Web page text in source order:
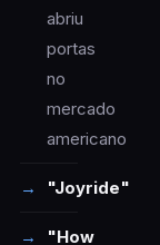
abriu
portas
no
mercado
americano
"Joyride"
"How